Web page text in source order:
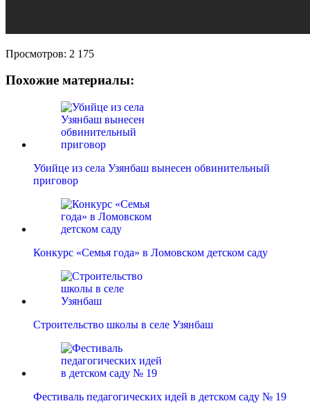
Просмотров: 2 175
Похожие материалы:
Убийце из села Узянбаш вынесен обвинительный
приговор
Конкурс «Семья года» в Ломовском детском саду
Строительство школы в селе Узянбаш
Фестиваль педагогических идей в детском саду № 19